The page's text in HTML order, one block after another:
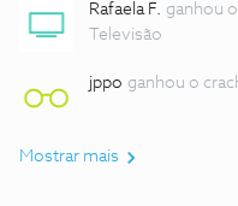
Rafaela F. ganhou
Televisão
jppo ganhou o
Mostrar mais